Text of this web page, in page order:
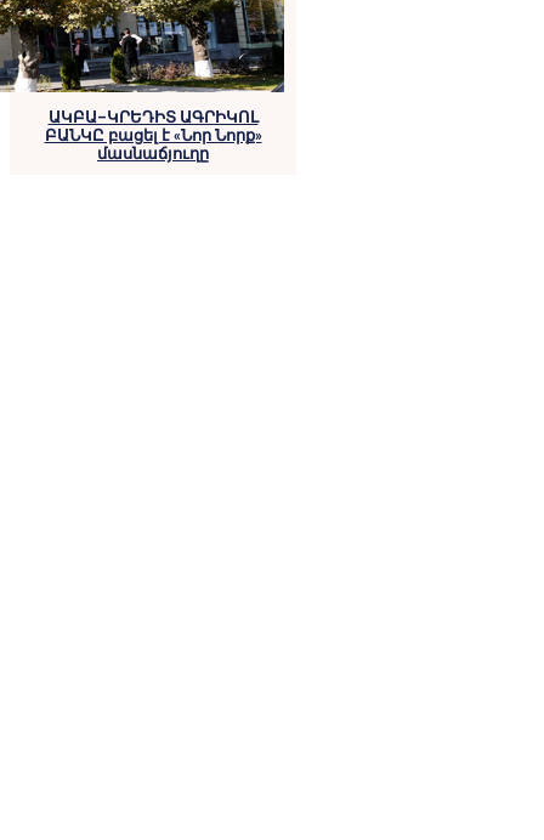
ԱԿԲԱ–ԿՐԵԴԻՏ ԱԳՐԻԿՈԼ
ԲԱՆԿԸ բացել է «Նոր Նորք»
մասնաճյուղը